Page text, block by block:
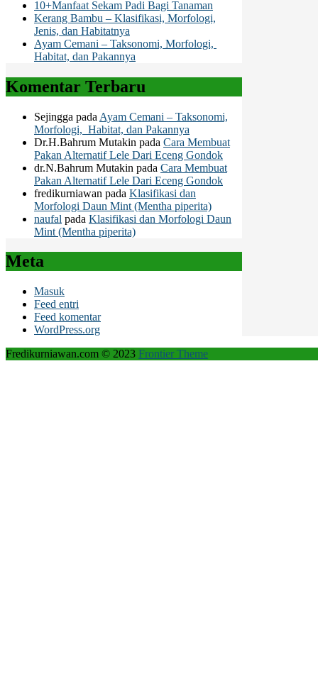
10+Manfaat Sekam Padi Bagi Tanaman
Kerang Bambu – Klasifikasi, Morfologi,
Jenis, dan Habitatnya
Ayam Cemani – Taksonomi, Morfologi,
Habitat, dan Pakannya
Komentar Terbaru
Sejingga pada Ayam Cemani – Taksonomi,
Morfologi, Habitat, dan Pakannya
Dr.H.Bahrum Mutakin pada Cara Membuat
Pakan Alternatif Lele Dari Eceng Gondok
dr.N.Bahrum Mutakin pada Cara Membuat
Pakan Alternatif Lele Dari Eceng Gondok
fredikurniawan pada Klasifikasi dan
Morfologi Daun Mint (Mentha piperita)
naufal pada Klasifikasi dan Morfologi Daun
Mint (Mentha piperita)
Meta
Masuk
Feed entri
Feed komentar
WordPress.org
Fredikurniawan.com © 2023 Frontier Theme